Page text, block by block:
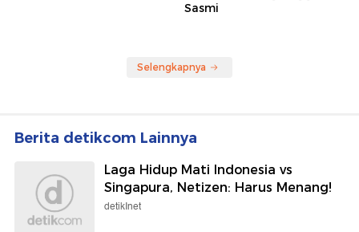
Sasmi
Selengkapnya
Berita detikcom Lainnya
Laga Hidup Mati Indonesia vs
Singapura, Netizen: Harus Menang!
detikInet